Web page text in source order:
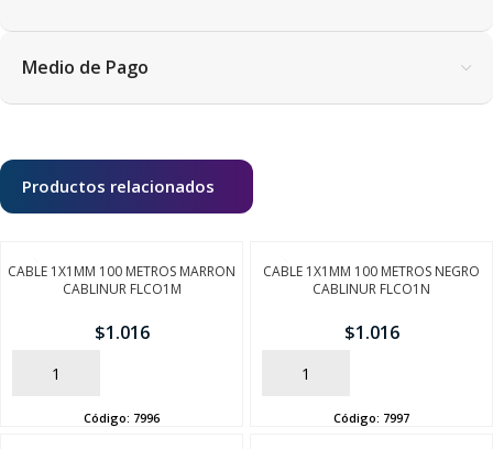
Medio de Pago
Productos relacionados
CABLE 1X1MM 100 METROS MARRON
CABLINUR FLCO1M
$1.016
AÑADIR
Código: 7996
CABLE 1X1MM 100 METROS NEGRO
CABLINUR FLCO1N
$1.016
AÑADIR
Código: 7997